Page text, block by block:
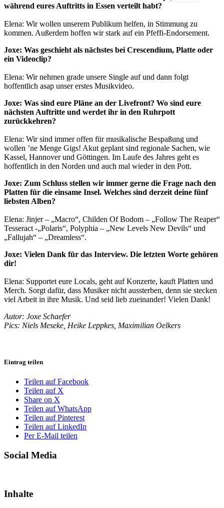
während eures Auftritts in Essen verteilt habt?
Elena: Wir wollen unserem Publikum helfen, in Stimmung zu
kommen. Außerdem hoffen wir stark auf ein Pfeffi-Endorsement.
Joxe: Was geschieht als nächstes bei Crescendium, Platte oder
ein Videoclip?
Elena: Wir nehmen grade unsere Single auf und dann folgt
hoffentlich asap unser erstes Musikvideo.
Joxe: Was sind eure Pläne an der Livefront? Wo sind eure
nächsten Auftritte und werdet ihr in den Ruhrpott
zurückkehren?
Elena: Wir sind immer offen für musikalische Bespaßung und
wollen ’ne Menge Gigs! Akut geplant sind regionale Sachen, wie
Kassel, Hannover und Göttingen. Im Laufe des Jahres geht es
hoffentlich in den Norden und auch mal wieder in den Pott.
Joxe: Zum Schluss stellen wir immer gerne die Frage nach den
Platten für die einsame Insel. Welches sind derzeit deine fünf
liebsten Alben?
Elena: Jinjer – „Macro“, Childen Of Bodom – „Follow The Reaper“
Tesseract -„Polaris“, Polyphia – „New Levels New Devils“ und
„Fallujah“ – „Dreamless“.
Joxe: Vielen Dank für das Interview. Die letzten Worte gehören
dir!
Elena: Supportet eure Locals, geht auf Konzerte, kauft Platten und
Merch. Sorgt dafür, dass Musiker nicht aussterben, denn sie stecken
viel Arbeit in ihre Musik. Und seid lieb zueinander! Vielen Dank!
Autor: Joxe Schaefer
Pics: Niels Meseke, Heike Leppkes, Maximilian Oelkers
Eintrag teilen
Teilen auf Facebook
Teilen auf X
Share on X
Teilen auf WhatsApp
Teilen auf Pinterest
Teilen auf LinkedIn
Per E-Mail teilen
Social Media
Inhalte